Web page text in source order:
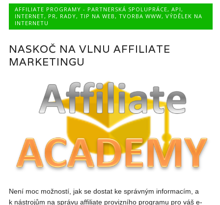
AFFILIATE PROGRAMY - PARTNERSKÁ SPOLUPRÁCE,API,
INTERNET, PR, RADY,TIP NA WEB,TVORBA WWW,VÝDĚLEK NA
INTERNETU
NASKOČ NA VLNU AFFILIATE
MARKETINGU
Není moc možností, jak se dostat ke správným informacím, a
k nástrojům na správu affiliate provizního programu pro váš e-